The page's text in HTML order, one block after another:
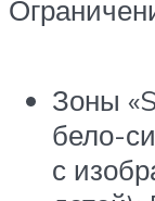
Зоны
бело-
с